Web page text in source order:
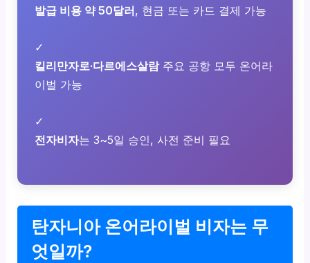
발급 비용 약 50달러, 현금 또는 카드 결제 가능
✓
킬리만자로·다르에스살람주요 공항 모두 온어라
이벌 가능
✓
전자비자는 3~5일 승인, 사전 준비 필요
탄자니아 온어라이벌 비자는 무
엇일까?